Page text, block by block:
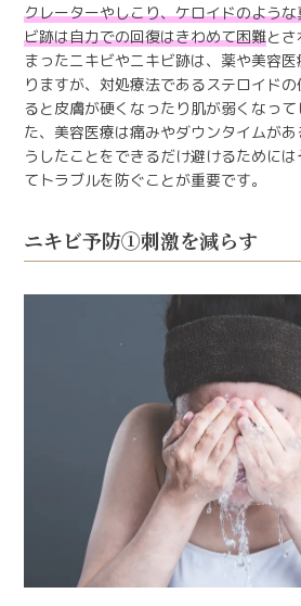
クレーターやしこり、ケロイドのよう
ビ跡は自力での回復はきわめて困難と
まったニキビやニキビ跡は、薬や美容
りますが、対処療法であるステロイド
ると皮膚が硬くなったり肌が弱くなっ
た、美容医療は痛みやダウンタイムが
うしたことをできるだけ避けるために
てトラブルを防ぐことが重要です。
ニキビ予防①刺激を減らす